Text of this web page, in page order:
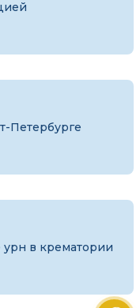
Петербурге
в крематории